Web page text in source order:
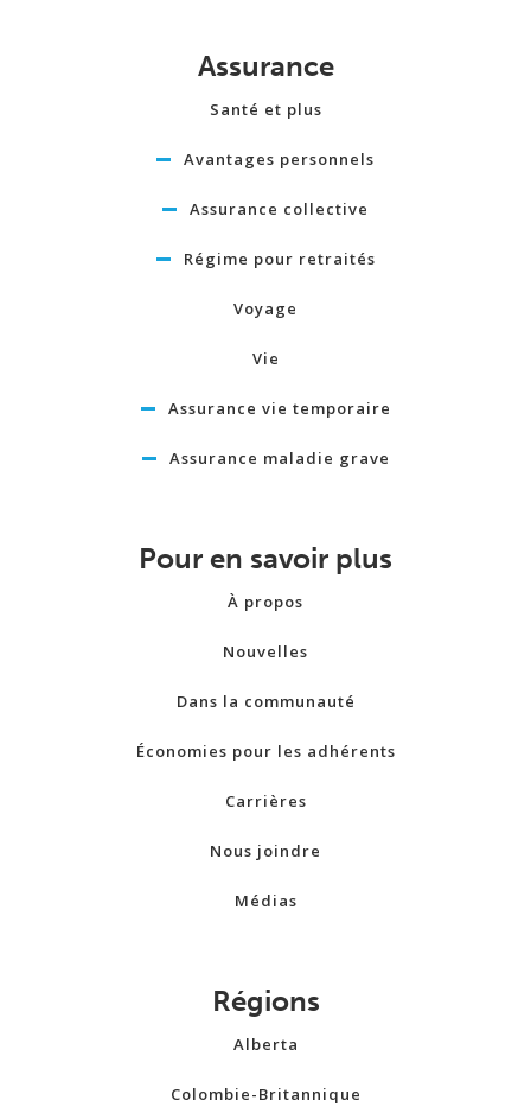
Assurance
Santé et plus
Avantages personnels
Assurance collective
Régime pour retraités
Voyage
Vie
Assurance vie temporaire
Assurance maladie grave
Pour en savoir plus
À propos
Nouvelles
Dans la communauté
Économies pour les adhérents
Carrières
Nous joindre
Médias
Régions
Alberta
Colombie-Britannique